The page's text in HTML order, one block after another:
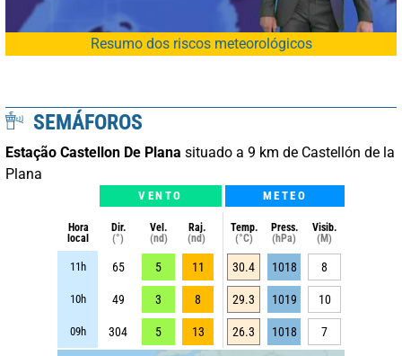
Resumo dos riscos meteorológicos
SEMÁFOROS
Estação Castellon De Plana situado a 9 km de Castellón de la
Plana
VENTO METEO
Hora
local
Dir.
(°)
Vel.
(nd)
Raj.
(nd)
Temp.
(°C)
Press.
(hPa)
Visib.
(M)
11h 65 5 11 30.4 1018 8
10h 49 3 8 29.3 1019 10
09h 304 5 13 26.3 1018 7